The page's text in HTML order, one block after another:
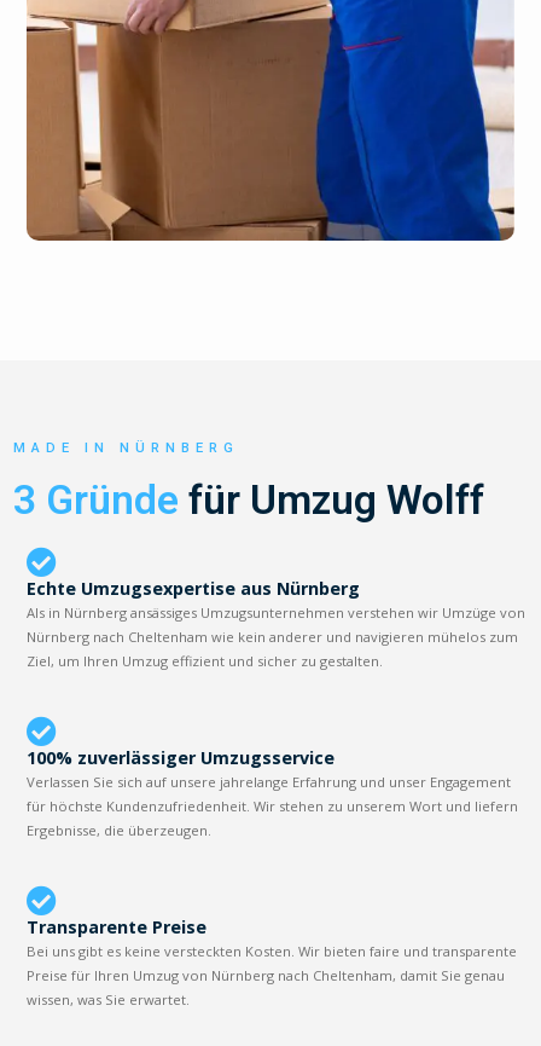
MADE IN NÜRNBERG
3 Gründe für Umzug Wolff
Echte Umzugsexpertise aus Nürnberg
Als in Nürnberg ansässiges Umzugsunternehmen verstehen wir Umzüge von
Nürnberg nach Cheltenham wie kein anderer und navigieren mühelos zum
Ziel, um Ihren Umzug effizient und sicher zu gestalten.
100% zuverlässiger Umzugsservice
Verlassen Sie sich auf unsere jahrelange Erfahrung und unser Engagement
für höchste Kundenzufriedenheit. Wir stehen zu unserem Wort und liefern
Ergebnisse, die überzeugen.
Transparente Preise
Bei uns gibt es keine versteckten Kosten. Wir bieten faire und transparente
Preise für Ihren Umzug von Nürnberg nach Cheltenham, damit Sie genau
wissen, was Sie erwartet.